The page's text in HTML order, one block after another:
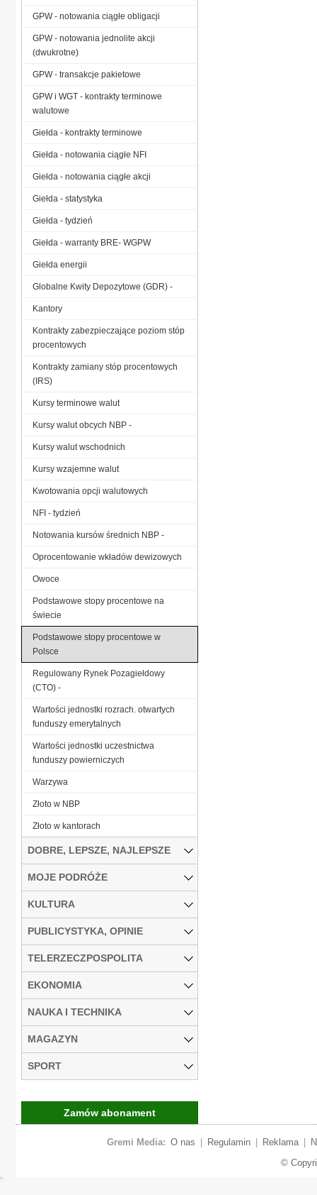
GPW - notowania ciągłe obligacji
GPW - notowania jednolite akcji
(dwukrotne)
GPW - transakcje pakietowe
GPW i WGT - kontrakty terminowe
walutowe
Giełda - kontrakty terminowe
Giełda - notowania ciągłe NFI
Giełda - notowania ciągłe akcji
Giełda - statystyka
Giełda - tydzień
Giełda - warranty BRE- WGPW
Giełda energii
Globalne Kwity Depozytowe (GDR) -
Kantory
Kontrakty zabezpieczające poziom stóp
procentowych
Kontrakty zamiany stóp procentowych
(IRS)
Kursy terminowe walut
Kursy walut obcych NBP -
Kursy walut wschodnich
Kursy wzajemne walut
Kwotowania opcji walutowych
NFI - tydzień
Notowania kursów średnich NBP -
Oprocentowanie wkładów dewizowych
Owoce
Podstawowe stopy procentowe na
świecie
Podstawowe stopy procentowe w
Polsce
Regulowany Rynek Pozagiełdowy
(CTO) -
Wartości jednostki rozrach. otwartych
funduszy emerytalnych
Wartości jednostki uczestnictwa
funduszy powierniczych
Warzywa
Złoto w NBP
Złoto w kantorach
DOBRE, LEPSZE, NAJLEPSZE
MOJE PODRÓŻE
KULTURA
PUBLICYSTYKA, OPINIE
TELERZECZPOSPOLITA
EKONOMIA
NAUKA I TECHNIKA
MAGAZYN
SPORT
Zamów abonament
Gremi Media: O nas Regulamin Reklama
©